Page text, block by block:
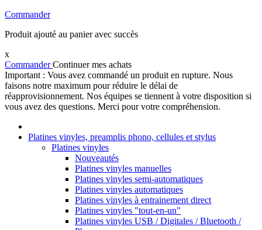
Commander
Produit ajouté au panier avec succès
x
CommanderContinuer mes achats
Important : Vous avez commandé un produit en rupture. Nous
faisons notre maximum pour réduire le délai de
réapprovisionnement. Nos équipes se tiennent à votre disposition si
vous avez des questions. Merci pour votre compréhension.
Platines vinyles, preamplis phono, cellules et stylus
Platines vinyles
Nouveautés
Platines vinyles manuelles
Platines vinyles semi-automatiques
Platines vinyles automatiques
Platines vinyles à entrainement direct
Platines vinyles "tout-en-un"
Platines vinyles USB / Digitales / Bluetooth /